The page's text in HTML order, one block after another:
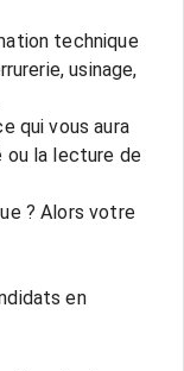
technique
usinage,
qui vous aura
la lecture de
? Alors votre
en